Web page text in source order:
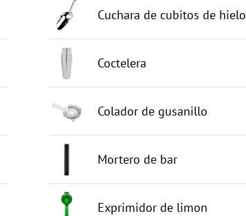
Cuchara de cubitos de hielo
Coctelera
Colador de gusanillo
Mortero de bar
Exprimidor de limon